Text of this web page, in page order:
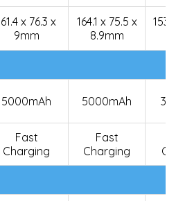
x 76.3 x
9mm
164.1 x 75.5 x
8.9mm
5000mAh 5000mAh
Fast
Charging
Fast
Charging